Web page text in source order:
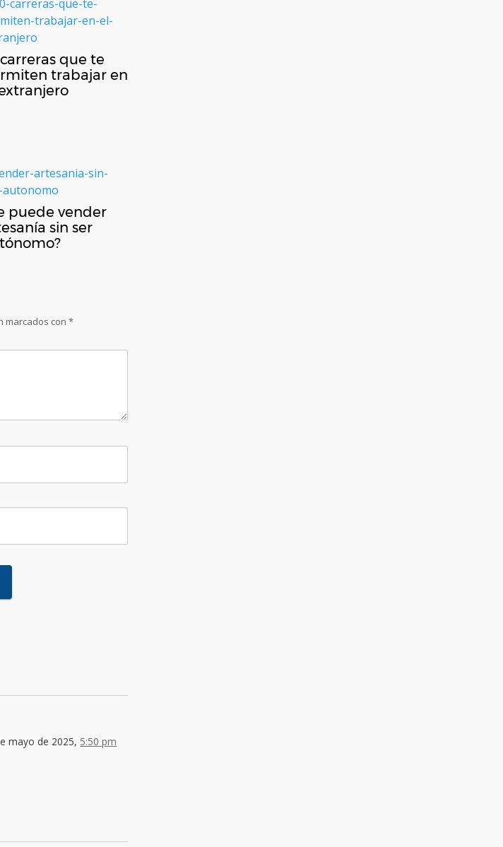
que te
trabajar en
puede vender
sin ser
marcados con *
mayo de 2025, 5:50 pm